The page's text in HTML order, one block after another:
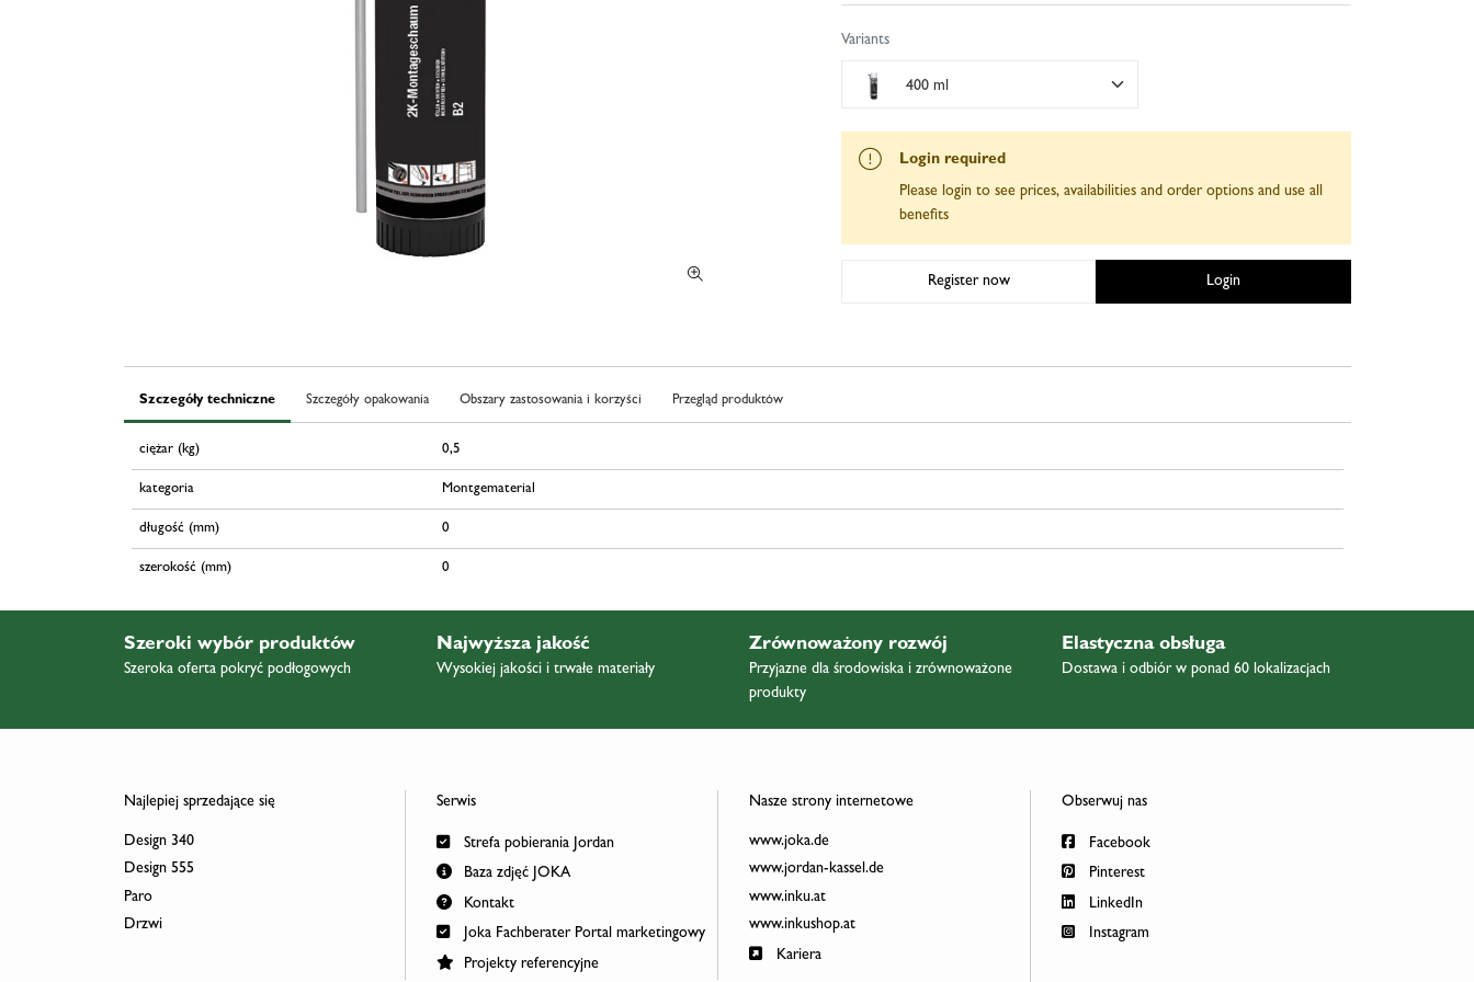
Variants
400 ml
Login required
Please login to see prices, availabilities and order options and use all
benefits
Register now Login
Szczegóły techniczne Szczegóły opakowania Obszary zastosowania i korzyści Przegląd produktów
ciężar (kg) 0,5
kategoria Montgematerial
długość (mm) 0
szerokość (mm) 0
Szeroki wybór produktów
Szeroka oferta pokryć podłogowych
Najwyższa jakość
Wysokiej jakości i trwałe materiały
Zrównoważony rozwój
Przyjazne dla środowiska i zrównoważone
produkty
Elastyczna obsługa
Dostawa i odbiór w ponad 60 lokalizacjach
Najlepiej sprzedające się
Design 340
Design 555
Paro
Drzwi
Serwis
Strefa pobierania Jordan
Baza zdjęć JOKA
Kontakt
Joka Fachberater Portal marketingowy
Projekty referencyjne
Nasze strony internetowe
www.joka.de
www.jordan-kassel.de
www.inku.at
www.inkushop.at
Kariera
Obserwuj nas
Facebook
Pinterest
LinkedIn
Instagram